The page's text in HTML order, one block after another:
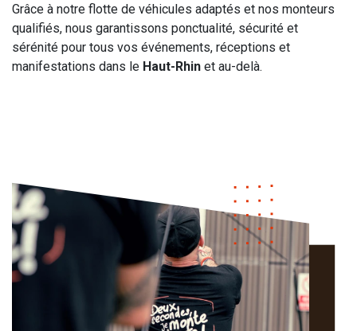
Grâce à notre flotte de véhicules adaptés et nos monteurs
qualifiés, nous garantissons ponctualité, sécurité et
sérénité pour tous vos événements, réceptions et
manifestations dans le Haut-Rhin et au-delà.